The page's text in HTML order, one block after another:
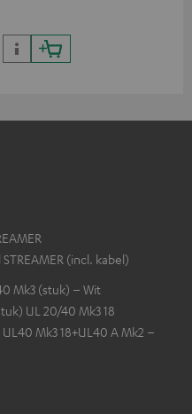
(incl. kabel)
Mk3 (stuk) – Wit
UL 20/40 Mk3 18
Mk3 18+UL40 A Mk2 –